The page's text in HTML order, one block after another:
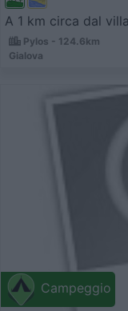
A 1 km circa dal
Pylos - 124.6km
Gialova
Campeggio